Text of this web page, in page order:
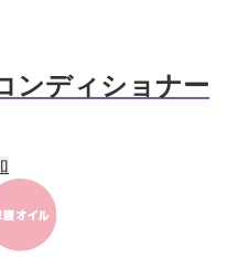
ンディショナー